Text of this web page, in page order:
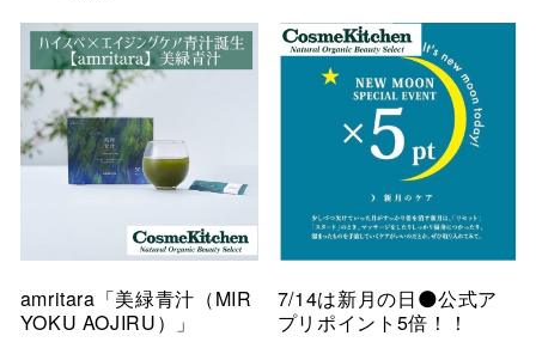
amritara「美緑青汁（MIR
YOKU AOJIRU）」
7/14は新月の日🌑公式ア
プリポイント5倍！！